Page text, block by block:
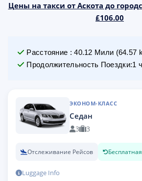
Цены на такси от Аскота до
£106.00
Расстояние :40.12 Мили (64.57
Продолжительность Поездки:1
ЭКОНОМ-КЛАСС
Седан
3 3
Отслеживание Рейсов
Luggage Info